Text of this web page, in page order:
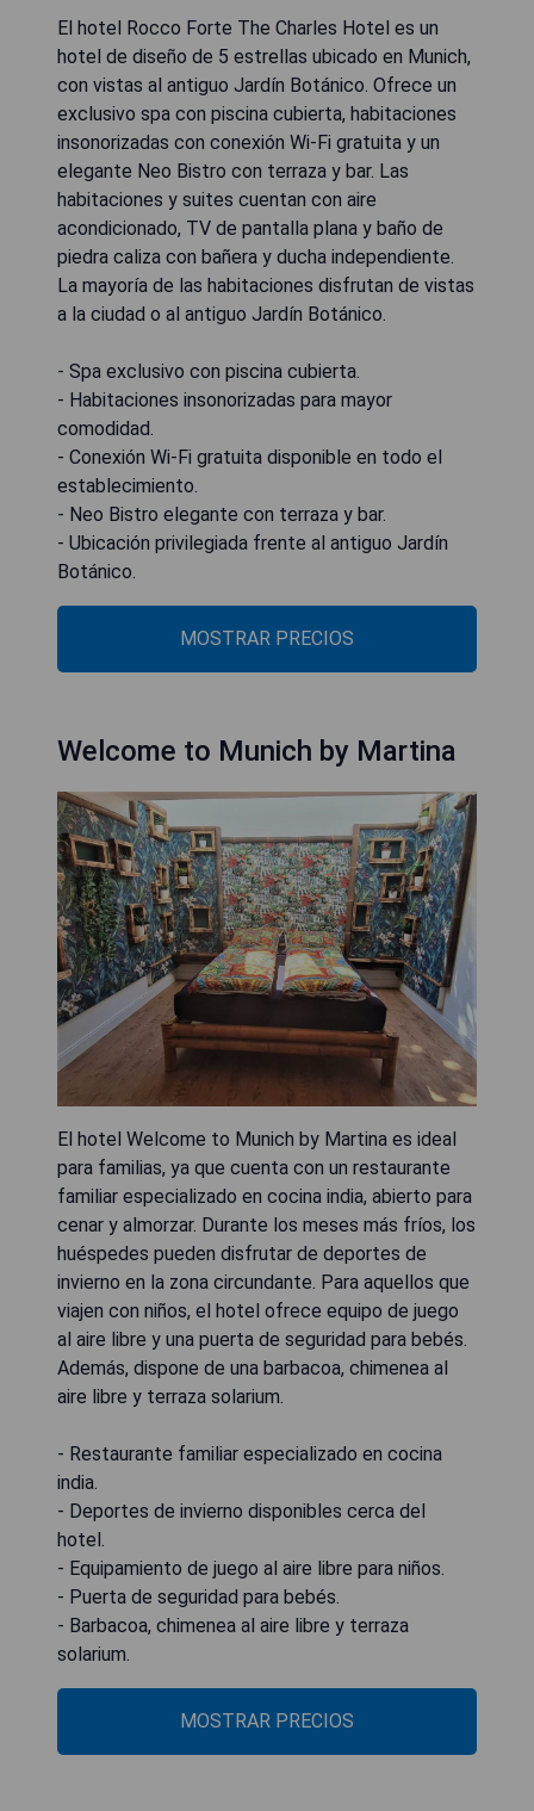
El hotel Rocco Forte The Charles Hotel es un
hotel de diseño de 5 estrellas ubicado en Munich,
con vistas al antiguo Jardín Botánico. Ofrece un
exclusivo spa con piscina cubierta, habitaciones
insonorizadas con conexión Wi-Fi gratuita y un
elegante Neo Bistro con terraza y bar. Las
habitaciones y suites cuentan con aire
acondicionado, TV de pantalla plana y baño de
piedra caliza con bañera y ducha independiente.
La mayoría de las habitaciones disfrutan de vistas
a la ciudad o al antiguo Jardín Botánico.
- Spa exclusivo con piscina cubierta.
- Habitaciones insonorizadas para mayor
comodidad.
- Conexión Wi-Fi gratuita disponible en todo el
establecimiento.
- Neo Bistro elegante con terraza y bar.
- Ubicación privilegiada frente al antiguo Jardín
Botánico.
MOSTRAR PRECIOS
Welcome to Munich by Martina
El hotel Welcome to Munich by Martina es ideal
para familias, ya que cuenta con un restaurante
familiar especializado en cocina india, abierto para
cenar y almorzar. Durante los meses más fríos, los
huéspedes pueden disfrutar de deportes de
invierno en la zona circundante. Para aquellos que
viajen con niños, el hotel ofrece equipo de juego
al aire libre y una puerta de seguridad para bebés.
Además, dispone de una barbacoa, chimenea al
aire libre y terraza solarium.
- Restaurante familiar especializado en cocina
india.
- Deportes de invierno disponibles cerca del
hotel.
- Equipamiento de juego al aire libre para niños.
- Puerta de seguridad para bebés.
- Barbacoa, chimenea al aire libre y terraza
solarium.
MOSTRAR PRECIOS